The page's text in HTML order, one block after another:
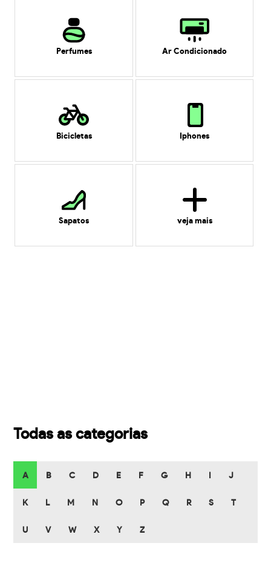
Perfumes Ar Condicionado
Bicicletas Iphones
Sapatos veja mais
Todas as categorias
A B C D E F G H J
K L M N O P Q R S T
U V W X Y Z